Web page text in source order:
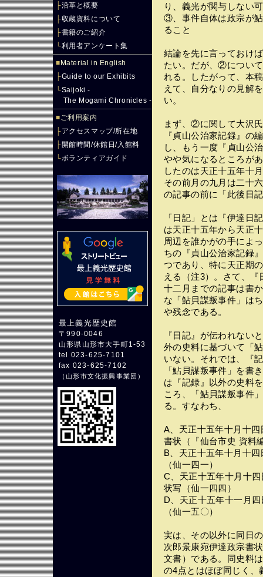
├沿革と概要
├収蔵資料について
├書籍のご紹介
└利用者アンケート集
■ Material in English
├Guide to our Exhibits
└Saijoki -
The Mogami Chronicles -
■ご利用案内
├アクセスマップ/所在地
├開館時間/休館日/入館料
└ボランティアガイド
最上義光歴史館
〒990-0046
山形県山形市大手町1-53
tel 023-625-7101
fax 023-625-7102
（山形市文化振興事業団 ）
り、義光が関与しない
③、事件自体は政宗が
ること
結論を先に言っておけ
たい。だが、②につい
れる。したがって、本
えて、自分なりの見解
い。
まず、②に関して大沢
『貞山公治家記録』の
し、もう一度『貞山公
やや気になるところが
したのは天正十五年十
その前月の九月は二十
の記事の前に「此後日
「日記」とは『伊達日
は天正十五年から天正
周辺を誰かがの手によ
ちの『貞山公治家記録
つであり、特に天正期
える（注3）。さて、
十二月までの記事は書
な「鮎貝謀叛事件」は
や残念である。
『日記』が伝われない
外の史料に基づいて「
いない。それでは、『
「鮎貝謀叛事件」を書
は『記録』以外の史料
ころ、「鮎貝謀叛事件
る。すなわち、
A、天正十五年十月十
書状（『仙台市史 資料
B、天正十五年十月十
（仙一四一）
C、天正十五年十月十
状写（仙一四四）
D、天正十五年十一月
（仙一五〇）
実は、その以外に同日
次郎景康宛伊達政宗書
文書）である。同史料
の4点とはほぼ同じく、